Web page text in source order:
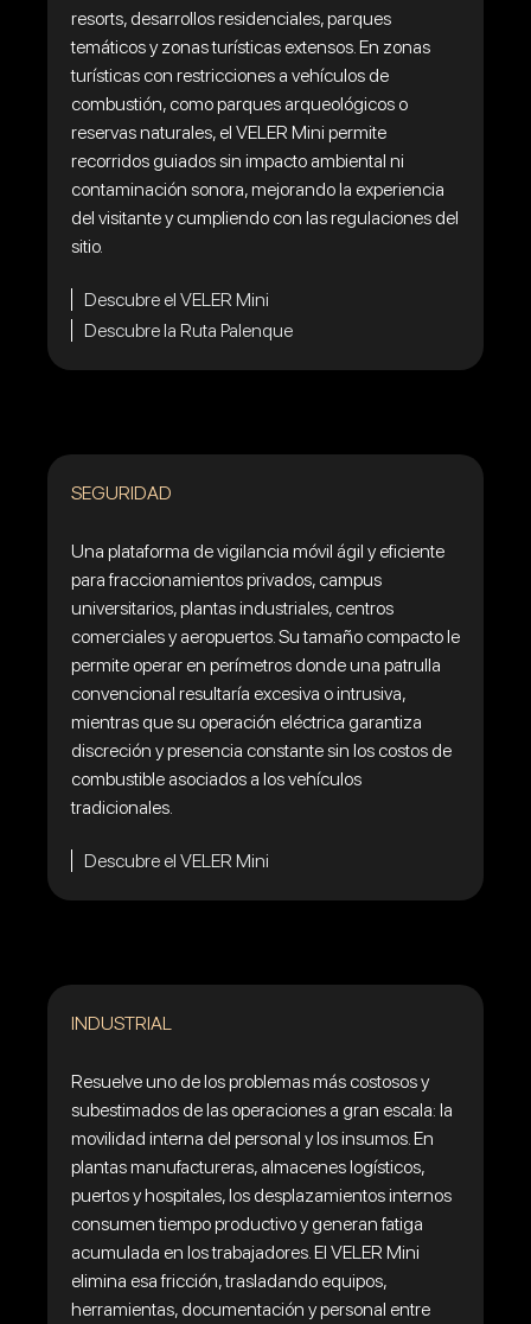
resorts, desarrollos residenciales, parques
temáticos y zonas turísticas extensos. En zonas
turísticas con restricciones a vehículos de
combustión, como parques arqueológicos o
reservas naturales, el VELER Mini permite
recorridos guiados sin impacto ambiental ni
contaminación sonora, mejorando la experiencia
del visitante y cumpliendo con las regulaciones del
sitio.
Descubre el VELER Mini
Descubre la Ruta Palenque
SEGURIDAD
Una plataforma de vigilancia móvil ágil y eficiente
para fraccionamientos privados, campus
universitarios, plantas industriales, centros
comerciales y aeropuertos. Su tamaño compacto le
permite operar en perímetros donde una patrulla
convencional resultaría excesiva o intrusiva,
mientras que su operación eléctrica garantiza
discreción y presencia constante sin los costos de
combustible asociados a los vehículos
tradicionales.
Descubre el VELER Mini
INDUSTRIAL
Resuelve uno de los problemas más costosos y
subestimados de las operaciones a gran escala: la
movilidad interna del personal y los insumos. En
plantas manufactureras, almacenes logísticos,
puertos y hospitales, los desplazamientos internos
consumen tiempo productivo y generan fatiga
acumulada en los trabajadores. El VELER Mini
elimina esa fricción, trasladando equipos,
herramientas, documentación y personal entre